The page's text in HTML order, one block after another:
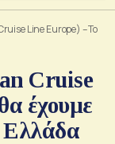
Line Europe) – Το
Cruise
έχουμε
Ελλάδα